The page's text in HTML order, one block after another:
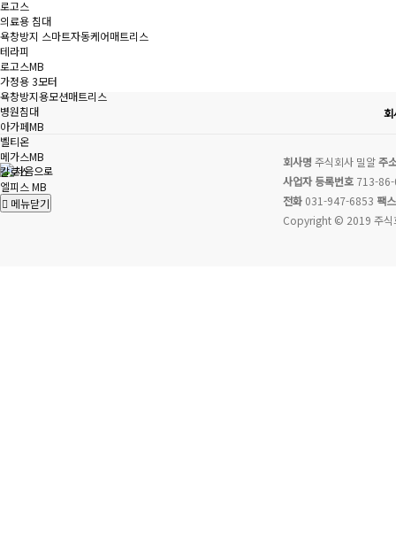
로고스
의료용 침대
욕창방지 스마트자동케어매트리스
테라피
로고스MB
가정용 3모터
욕창방지용모션매트리스
병원침대
아가페MB
벨티온
메가스MB
칼로스
엘피스 MB
메뉴닫기
회
회사명 주식회사 밀알주
사업자 등록번호 713-
전화 031-947-6853 팩스
Copyright © 2019 주식